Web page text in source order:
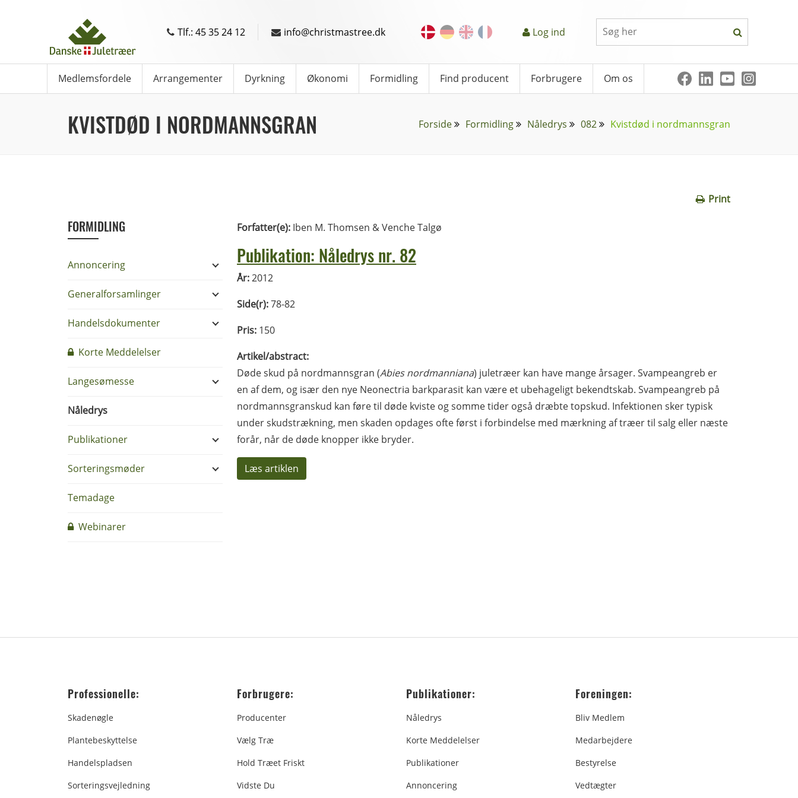
Tlf.: 45 35 24 12 info@christmastree.dk Log ind
Medlemsfordele Arrangementer Dyrkning Økonomi Formidling Find producent Forbrugere Om os
KVISTDØD I NORDMANNSGRAN Forside Formidling Nåledrys 082 Kvistdød i nordmannsgran
Print
FORMIDLING
Annoncering
Generalforsamlinger
Handelsdokumenter
Korte Meddelelser
Langesømesse
Nåledrys
Publikationer
Sorteringsmøder
Temadage
Webinarer
Forfatter(e): Iben M. Thomsen & Venche Talgø
Publikation: Nåledrys nr. 82
År:2012
Side(r):78-82
Pris: 150
Artikel/abstract:
Døde skud på nordmannsgran (Abies nordmanniana) juletræer kan have mange årsager. Svampeangreb er
en af dem, og især den nye Neonectria barkparasit kan være et ubehageligt bekendtskab. Svampeangreb på
nordmannsgranskud kan føre til døde kviste og somme tider også dræbte topskud. Infektionen sker typisk
under skudstrækning, men skaden opdages ofte først i forbindelse med mærkning af træer til salg eller næste
forår, når de døde knopper ikke bryder.
Læs artiklen
Professionelle:
Skadenøgle
Plantebeskyttelse
Handelspladsen
Sorteringsvejledning
Forbrugere:
Producenter
Vælg Træ
Hold Træet Friskt
Vidste Du
Publikationer:
Nåledrys
Korte Meddelelser
Publikationer
Annoncering
Foreningen:
Bliv Medlem
Medarbejdere
Bestyrelse
Vedtægter